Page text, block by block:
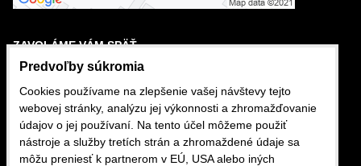
ZAVOLÁME VÁM SPÄŤ
VÁŠ TELEFÓN
+421
Predvoľby súkromia
Cookies používame na zlepšenie vašej návštevy tejto
webovej stránky, analýzu jej výkonnosti a zhromažďovanie
údajov o jej používaní. Na tento účel môžeme použiť
nástroje a služby tretích strán a zhromaždené údaje sa
môžu preniesť k partnerom v EÚ, USA alebo iných